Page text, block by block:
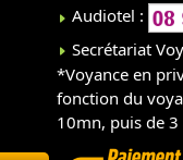
Audiotel :
Secrétariat
*Voyance en
fonction du
10mn, puis de